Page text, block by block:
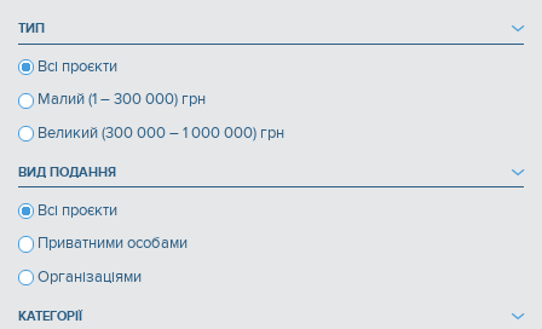
ТИП
Всі проєкти
Малий (1 – 300 000) грн
Великий (300 000 – 1 000 000) грн
ВИД ПОДАННЯ
Всі проєкти
Приватними особами
Організаціями
КАТЕГОРІЇ